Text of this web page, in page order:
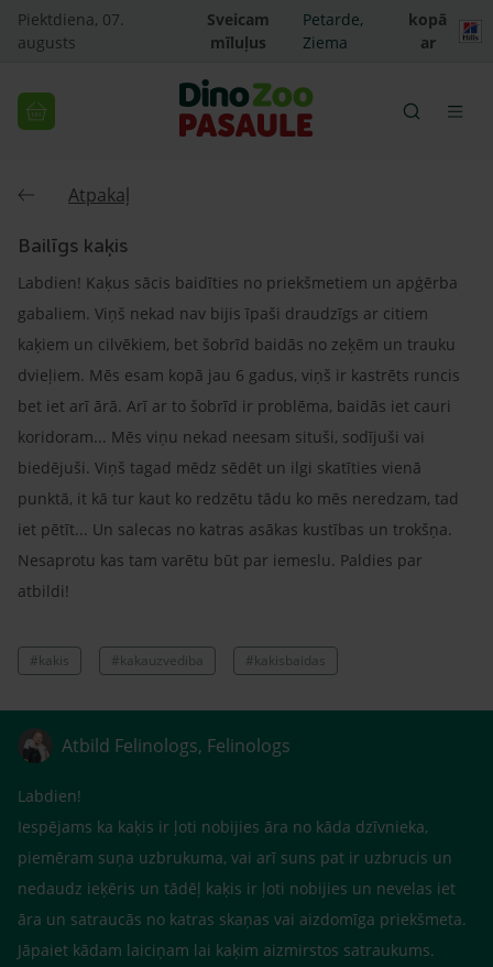
Piektdiena, 07.
augusts
Sveicam
mīluļus
Petarde,
Ziema
kopā
ar
Atpakaļ
Bailīgs kaķis
Labdien! Kaķus sācis baidīties no priekšmetiem un apģērba
gabaliem. Viņš nekad nav bijis īpaši draudzīgs ar citiem
kaķiem un cilvēkiem, bet šobrīd baidās no zeķēm un trauku
dvieļiem. Mēs esam kopā jau 6 gadus, viņš ir kastrēts runcis
bet iet arī ārā. Arī ar to šobrīd ir problēma, baidās iet cauri
koridoram... Mēs viņu nekad neesam situši, sodījuši vai
biedējuši. Viņš tagad mēdz sēdēt un ilgi skatīties vienā
punktā, it kā tur kaut ko redzētu tādu ko mēs neredzam, tad
iet pētīt... Un salecas no katras asākas kustības un trokšņa.
Nesaprotu kas tam varētu būt par iemeslu. Paldies par
atbildi!
#kakis #kakauzvediba #kakisbaidas
Atbild Felinologs, Felinologs
Labdien!
Iespējams ka kaķis ir ļoti nobijies āra no kāda dzīvnieka,
piemēram suņa uzbrukuma, vai arī suns pat ir uzbrucis un
nedaudz ieķēris un tādēļ kaķis ir ļoti nobijies un nevelas iet
āra un satraucās no katras skaņas vai aizdomīga priekšmeta.
Jāpaiet kādam laiciņam lai kaķim aizmirstos satraukums.